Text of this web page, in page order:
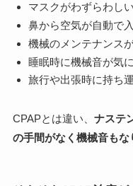
マスクがわずらわしい
鼻から空気が自動で
機械のメンテナンス
睡眠時に機械音が気
旅行や出張時に持ち
CPAPとは違い、 ナステ
の手間がなく機械音もな